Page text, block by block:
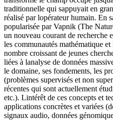
traditionnelle qui sappuyait en
réalisé par lopérateur humain. En
popularisée par Vapnik (The
un nouveau courant de recherche
les communautés mathématique
nombre croissant de jeunes
liées à lanalyse de données
le domaine, ses fondements, les
(problèmes supervisés et non
récentes qui sont actuellement
etc.). Lintérêt de ces concepts et
applications concrètes et variées
signaux audio, données